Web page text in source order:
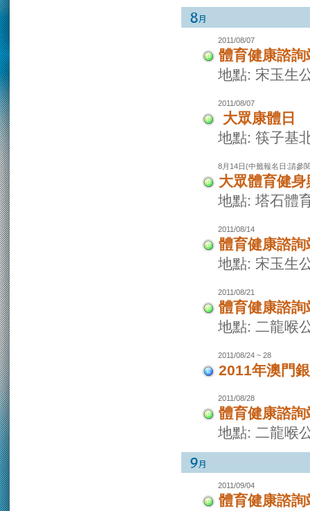
2011/08/07
體育健康諮詢
地點: 宋玉生
2011/08/07
大眾康體日
地點: 筷子基
8月14日(中籤報名日:請參
大眾體育健
地點: 塔石體
2011/08/14
體育健康諮詢
地點: 宋玉生
2011/08/21
體育健康諮詢
地點: 二龍喉
2011/08/24 ~ 28
2011年澳門
2011/08/28
體育健康諮詢
地點: 二龍喉
2011/09/04
體育健康諮詢